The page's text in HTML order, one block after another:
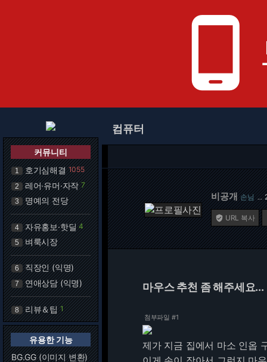
phone_android
커뮤니티
1 호기심해결 1055
2 레어·유머·자작 7
3 명예의 전당
4 자유홍보·핫딜 4
5 벼룩시장
6 직장인 (익명)
7 연애상담 (익명)
8 리뷰＆팁 1
유용한 기능
BG.GG (이미지 변환)
컴퓨터
비공개 손님 …
 URL 복사
마우스 추천 좀 해주세요...
첨부파일 #1
제가 지금 집에서 마소 인옵